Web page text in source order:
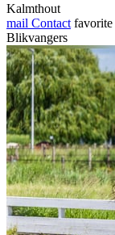
Kalmthout
mail Contact favorite
Blikvangers